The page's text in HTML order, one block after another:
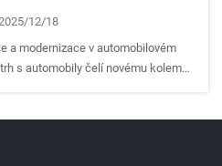
12/18
a modernizace v automobilovém
s automobily čelí novému kolem